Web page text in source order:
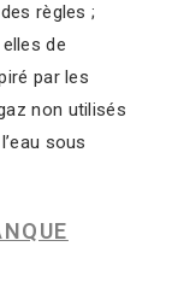
règles ;
de
par les
non utilisés
sous